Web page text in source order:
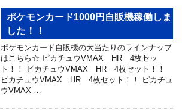
ポケモンカード1000円自販機稼働しま
した！！
ポケモンカード自販機の大当たりのラインナップ
はこちら☆ ピカチュウVMAX HR 4枚セッ
ト！！ ピカチュウVMAX HR 4枚セット！！
ピカチュウVMAX HR 4枚セット！！ ピカチュ
ウVMAX …